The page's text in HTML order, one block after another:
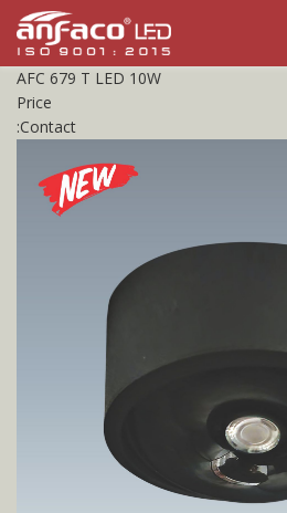
AFC 679 T LED 10W
Price
:Contact